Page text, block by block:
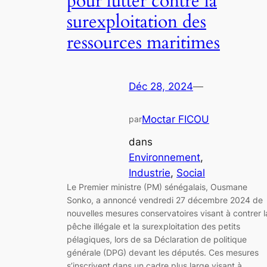
surexploitation des
ressources maritimes
Déc 28, 2024—
parMoctar FICOU
dans
Environnement
Industrie, Social
Le Premier ministre (PM) sénégalais, Ousmane
Sonko, a annoncé vendredi 27 décembre 2024 de
nouvelles mesures conservatoires visant à contrer
pêche illégale et la surexploitation des petits
pélagiques, lors de sa Déclaration de politique
générale (DPG) devant les députés. Ces mesures